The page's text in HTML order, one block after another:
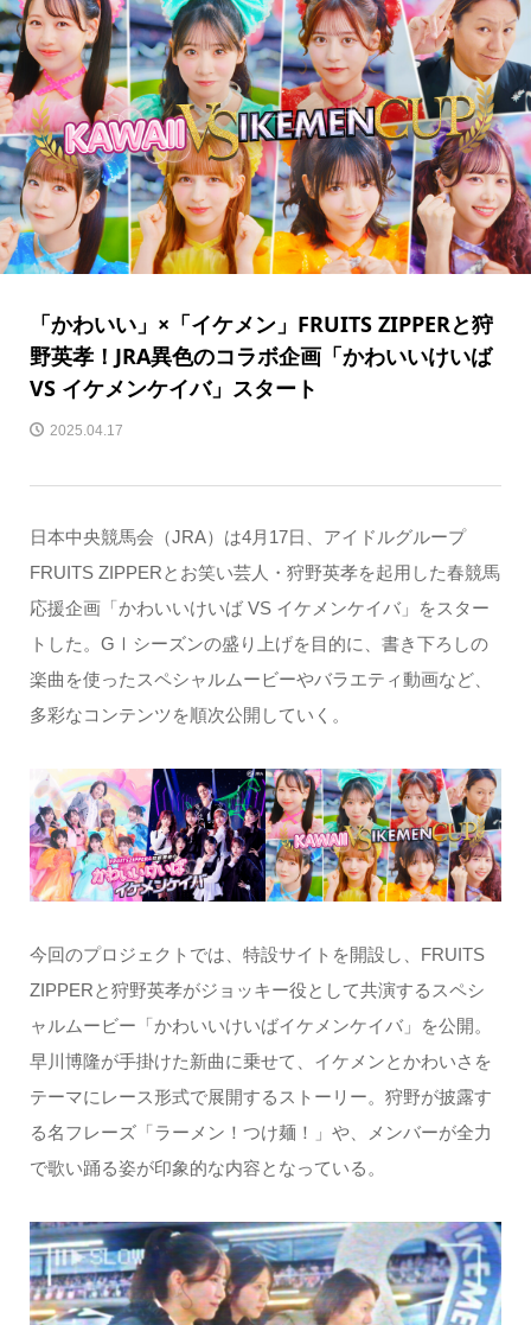
「かわいい」×「イケメン」FRUITS ZIPPERと狩
野英孝！JRA異色のコラボ企画「かわいいけいば
VS イケメンケイバ」スタート
2025.04.17
日本中央競馬会（JRA）は4月17日、アイドルグループ
FRUITS ZIPPERとお笑い芸人・狩野英孝を起用した春競馬
応援企画「かわいいけいば VS イケメンケイバ」をスター
トした。GⅠシーズンの盛り上げを目的に、書き下ろしの
楽曲を使ったスペシャルムービーやバラエティ動画など、
多彩なコンテンツを順次公開していく。
今回のプロジェクトでは、特設サイトを開設し、FRUITS
ZIPPERと狩野英孝がジョッキー役として共演するスペシ
ャルムービー「かわいいけいばイケメンケイバ」を公開。
早川博隆が手掛けた新曲に乗せて、イケメンとかわいさを
テーマにレース形式で展開するストーリー。狩野が披露す
る名フレーズ「ラーメン！つけ麺！」や、メンバーが全力
で歌い踊る姿が印象的な内容となっている。